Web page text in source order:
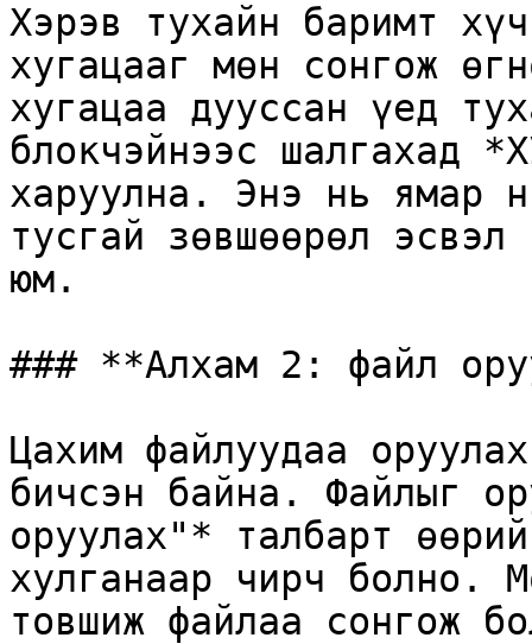
Хэрэв тухайн баримт
хугацааг мөн сонгож
хугацаа дууссан үед
блокчэйнээс шалгахад
харуулна. Энэ нь ямар
тусгай зөвшөөрөл эсвэл
юм.
### **Алхам 2: файл
Цахим файлуудаа
бичсэн байна. Файлыг
оруулах"* талбарт
хулганаар чирч болно.
товшиж файлаа сонгож